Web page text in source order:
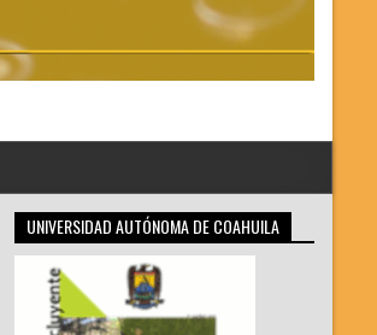
UNIVERSIDAD AUTÓNOMA DE COAHUILA